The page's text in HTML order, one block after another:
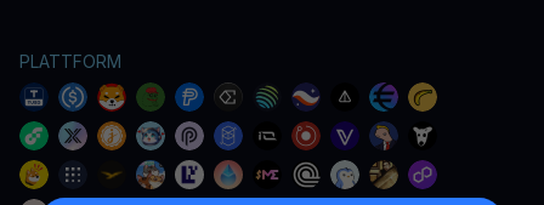
PLATTFORM